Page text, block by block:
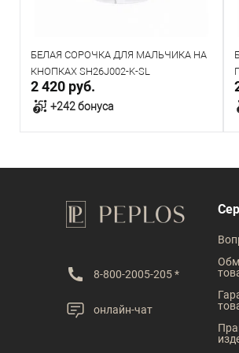
БЕЛАЯ СОРОЧКА ДЛЯ МАЛЬЧИКА НА
КНОПКАХ SH26J002-K-SL
2 420 руб.
+242 бонуса
В корзину
В наличии
Таблица размеров
30 31 32
35 36
8-800-2005-205 *
онлайн-чат